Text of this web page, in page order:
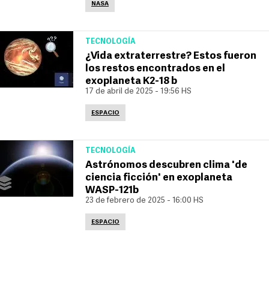
NASA
TECNOLOGÍA
¿Vida extraterrestre? Estos fueron
los restos encontrados en el
exoplaneta K2-18 b
17 de abril de 2025 - 19:56 HS
ESPACIO
TECNOLOGÍA
Astrónomos descubren clima 'de
ciencia ficción' en exoplaneta
WASP-121b
23 de febrero de 2025 - 16:00 HS
ESPACIO